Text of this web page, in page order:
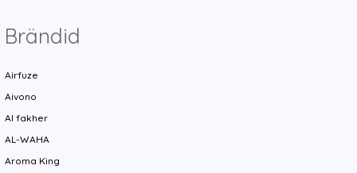
Brändid
Airfuze
Aivono
Al fakher
AL-WAHA
Aroma King